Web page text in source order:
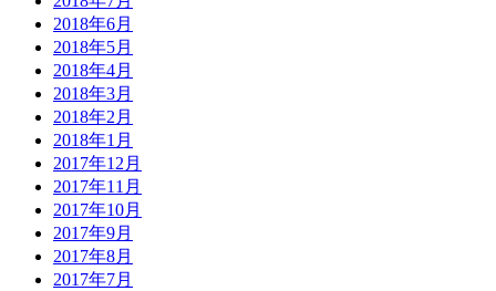
2018年6月
2018年5月
2018年4月
2018年3月
2018年2月
2018年1月
2017年12月
2017年11月
2017年10月
2017年9月
2017年8月
2017年7月